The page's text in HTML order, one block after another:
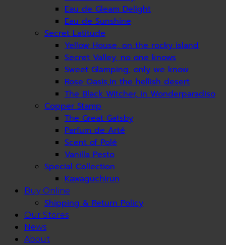
Eau de Gleam Delight
Eau de Sunshine
Secret Latitude
Yellow House, on the rocky island
Secret Valley, no one knows
Sweet Glamping, only we know
Rose Oasis,in the hellish desert
The Black Witcher, in Wonderparadiso
Copper Stamp
The Great Gatsby
Parfum de Arté
Scent of Polé
Vanilla Pesto
Special Collection
Kawaguchirun
Buy Online
Shipping & Return Policy
Our Stores
News
About